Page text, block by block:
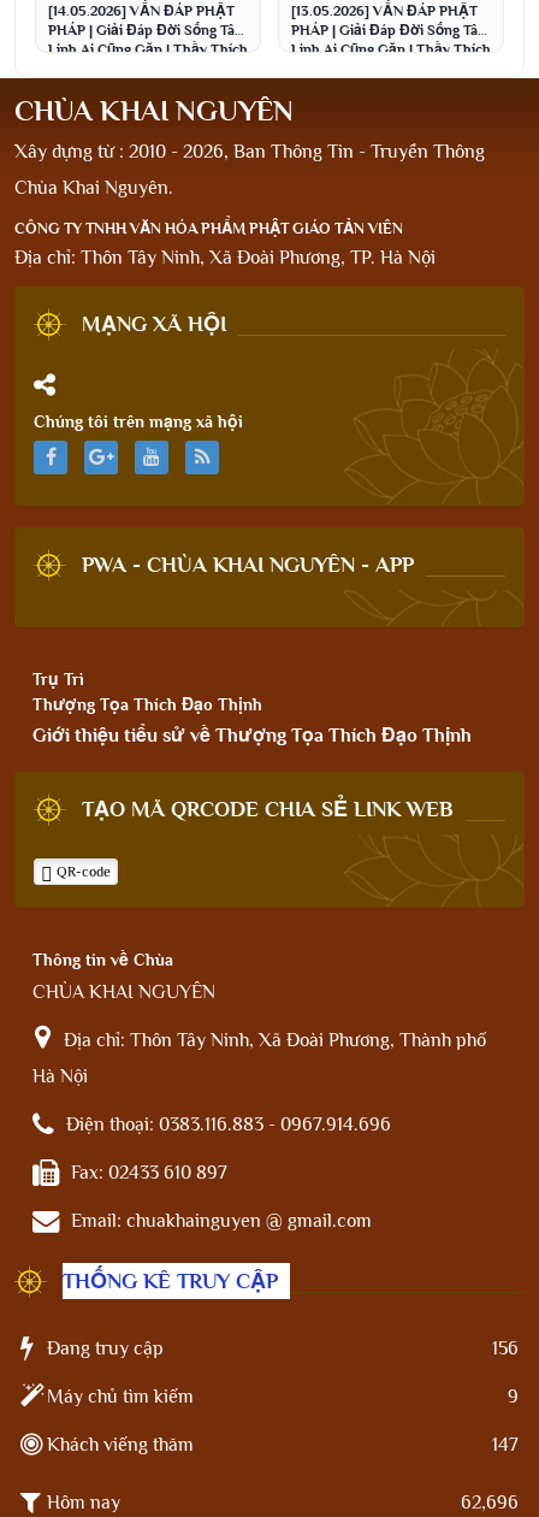
[14.05.2026] VẤN ĐÁP PHẬT
PHÁP | Giải Đáp Đời Sống Tâm
Linh Ai Cũng Gặp | Thầy Thích
[13.05.2026] VẤN ĐÁP PHẬT
PHÁP | Giải Đáp Đời Sống Tâm
Linh Ai Cũng Gặp | Thầy Thích
CHÙA KHAI NGUYÊN
Xây dựng từ : 2010 - 2026, Ban Thông Tin - Truyền Thông
Chùa Khai Nguyên.
CÔNG TY TNHH VĂN HÓA PHẨM PHẬT GIÁO TẢN VIÊN
Địa chỉ: Thôn Tây Ninh, Xã Đoài Phương, TP. Hà Nội
MẠNG XÃ HỘI
Chúng tôi trên mạng xã hội
PWA - CHÙA KHAI NGUYÊN - APP
Trụ Trì
Thượng Tọa Thích Đạo Thịnh
Giới thiệu tiểu sử về Thượng Tọa Thích Đạo Thịnh
TẠO MÃ QRCODE CHIA SẺ LINK WEB
QR-code
Thông tin về Chùa
CHÙA KHAI NGUYÊN
Địa chỉ: Thôn Tây Ninh, Xã Đoài Phương, Thành phố
Hà Nội
Điện thoại: 0383.116.883 - 0967.914.696
Fax: 02433 610 897
Email: chuakhainguyen @ gmail.com
THỐNG KÊ TRUY CẬP
Đang truy cập 156
Máy chủ tìm kiếm 9
Khách viếng thăm 147
Hôm nay 62,696